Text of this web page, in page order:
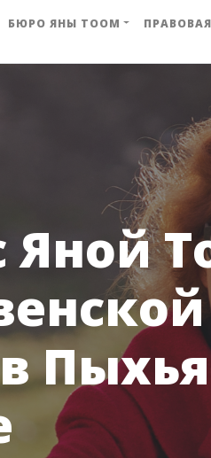
БЮРО ЯНЫ ТООМ
Яной